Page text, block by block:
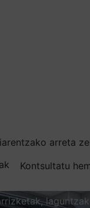
arreta
Kontsultatu